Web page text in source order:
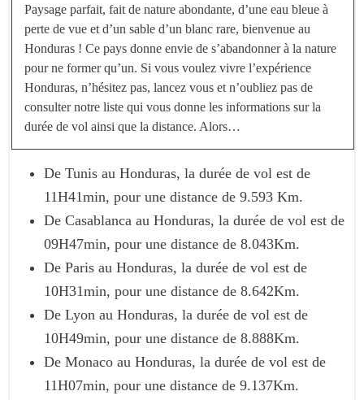
Paysage parfait, fait de nature abondante, d’une eau bleue à
perte de vue et d’un sable d’un blanc rare, bienvenue au
Honduras ! Ce pays donne envie de s’abandonner à la nature
pour ne former qu’un. Si vous voulez vivre l’expérience
Honduras, n’hésitez pas, lancez vous et n’oubliez pas de
consulter notre liste qui vous donne les informations sur la
durée de vol ainsi que la distance. Alors…
De Tunis au Honduras, la durée de vol est de
11H41min, pour une distance de 9.593 Km.
De Casablanca au Honduras, la durée de vol est de
09H47min, pour une distance de 8.043Km.
De Paris au Honduras, la durée de vol est de
10H31min, pour une distance de 8.642Km.
De Lyon au Honduras, la durée de vol est de
10H49min, pour une distance de 8.888Km.
De Monaco au Honduras, la durée de vol est de
11H07min, pour une distance de 9.137Km.